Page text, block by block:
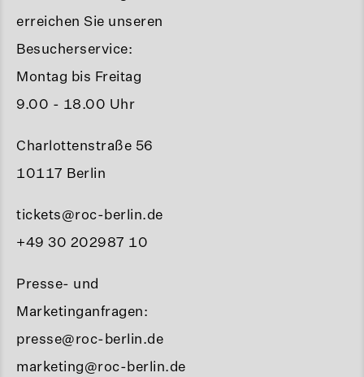
erreichen Sie unseren
Besucherservice:
Montag bis Freitag
9.00 - 18.00 Uhr
Charlottenstraße 56
10117 Berlin
tickets@roc-berlin.de
+49 30 202987 10
Presse- und
Marketinganfragen:
presse@roc-berlin.de
marketing@roc-berlin.de